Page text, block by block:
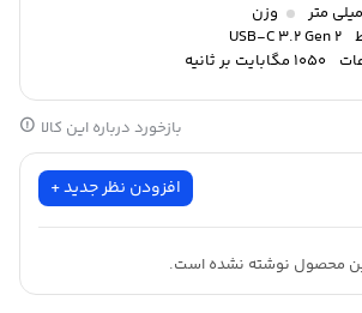
وزن
USB-C 3.2 Gen 2
1050 مگابایت بر ثانیه
بازخورد درباره این کالا
افزودن نظر جدید +
محصول نوشته نشده است.